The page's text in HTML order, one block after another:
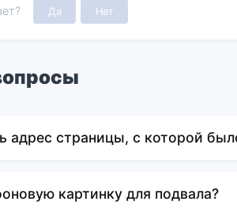
Да Нет
адрес страницы, с которой
картинку для подвала?